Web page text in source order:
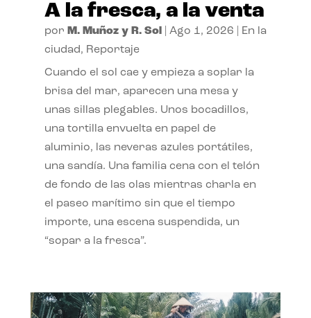
A la fresca, a la venta
por M. Muñoz y R. Sol| Ago 1, 2026
En la
ciudad, Reportaje
Cuando el sol cae y empieza a soplar la
brisa del mar, aparecen una mesa y
unas sillas plegables. Unos bocadillos,
una tortilla envuelta en papel de
aluminio, las neveras azules portátiles,
una sandía. Una familia cena con el telón
de fondo de las olas mientras charla en
el paseo marítimo sin que el tiempo
importe, una escena suspendida, un
“sopar a la fresca”.